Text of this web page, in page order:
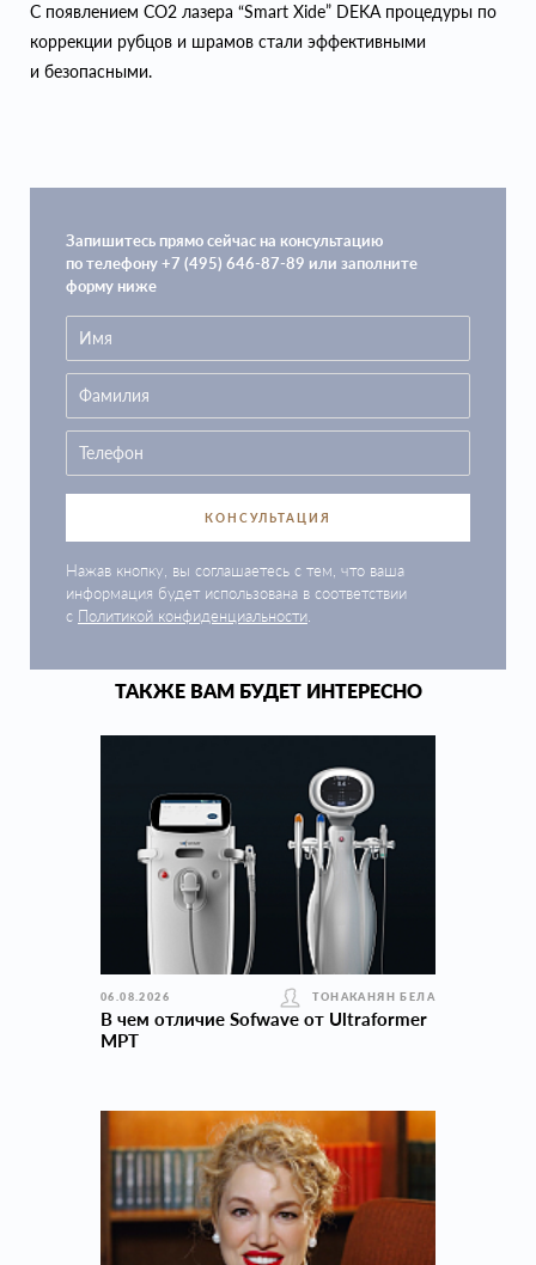
С появлением СО2 лазера “Smart Xide” DEKA процедуры по
коррекции рубцов и шрамов стали эффективными
и безопасными.
Запишитесь прямо сейчас на консультацию
по телефону +7 (495) 646-87-89 или заполните
форму ниже
КОНСУЛЬТАЦИЯ
Нажав кнопку, вы соглашаетесь с тем, что ваша
информация будет использована в соответствии
с Политикой конфиденциальности
ТАКЖЕ ВАМ БУДЕТ ИНТЕРЕСНО
06.08.2026 ТОНАКАНЯН БЕЛА
В чем отличие Sofwave от Ultraformer
MPT